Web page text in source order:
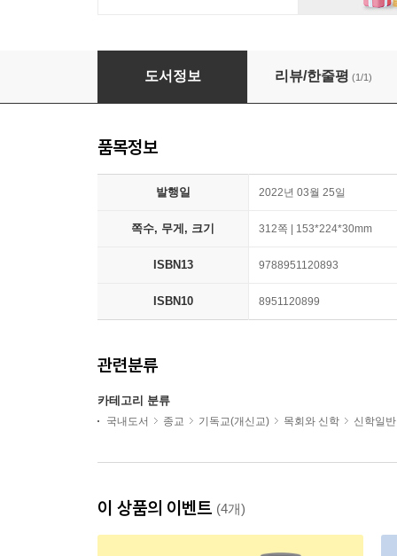
생태 사물 신학
도서정보 리뷰/한줄평 (1/1)
품목정보
발행일 2022년 03월 25일
쪽수, 무게, 크기 312쪽 | 153*224*30mm
ISBN13 9788951120893
ISBN10 8951120899
관련분류
카테고리 분류
국내도서 종교 기독교(개신교) 목회와 신학 신학일반
이 상품의 이벤트 (4개)